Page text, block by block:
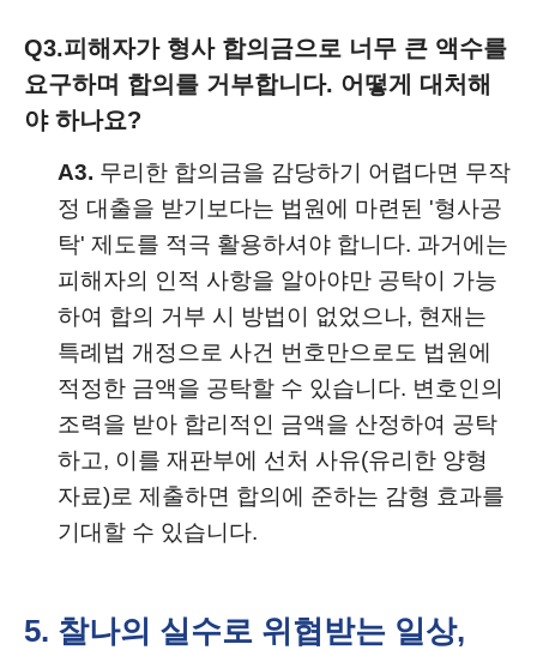
Q3.피해자가 형사 합의금으로 너무 큰 액수를
요구하며 합의를 거부합니다. 어떻게 대처해
야 하나요?
A3. 무리한 합의금을 감당하기 어렵다면 무작
정 대출을 받기보다는 법원에 마련된 '형사공
탁' 제도를 적극 활용하셔야 합니다. 과거에는
피해자의 인적 사항을 알아야만 공탁이 가능
하여 합의 거부 시 방법이 없었으나, 현재는
특례법 개정으로 사건 번호만으로도 법원에
적정한 금액을 공탁할 수 있습니다. 변호인의
조력을 받아 합리적인 금액을 산정하여 공탁
하고, 이를 재판부에 선처 사유(유리한 양형
자료)로 제출하면 합의에 준하는 감형 효과를
기대할 수 있습니다.
5. 찰나의 실수로 위협받는 일상,